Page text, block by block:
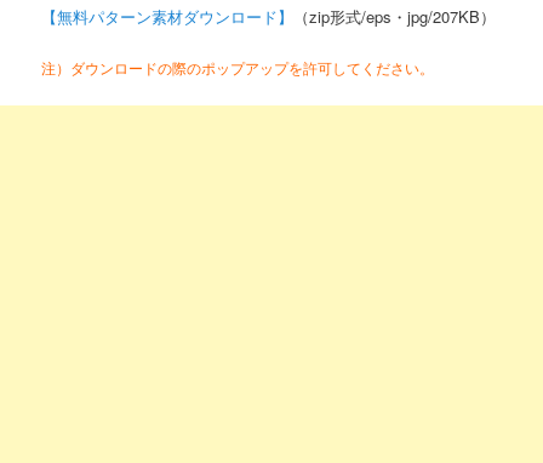
【無料パターン素材ダウンロード】 （zip形式/eps・jpg/207KB）
注）ダウンロードの際のポップアップを許可してください。